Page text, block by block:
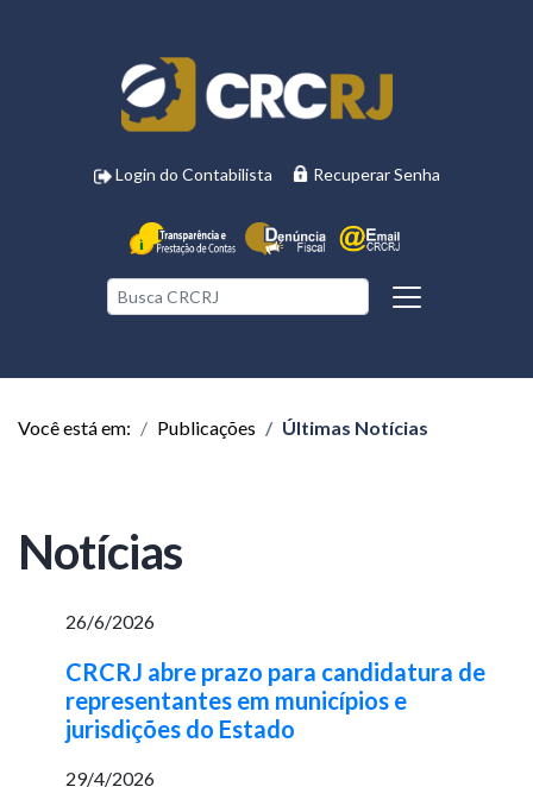
Login do Contabilista Recuperar Senha
Você está em: Publicações Últimas Notícias
Notícias
26/6/2026
CRCRJ abre prazo para candidatura de
representantes em municípios e
jurisdições do Estado
29/4/2026